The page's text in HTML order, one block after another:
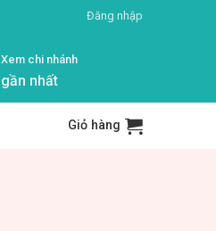
Đăng nhập
Xem chi nhánh
gần nhất
Giỏ hàng